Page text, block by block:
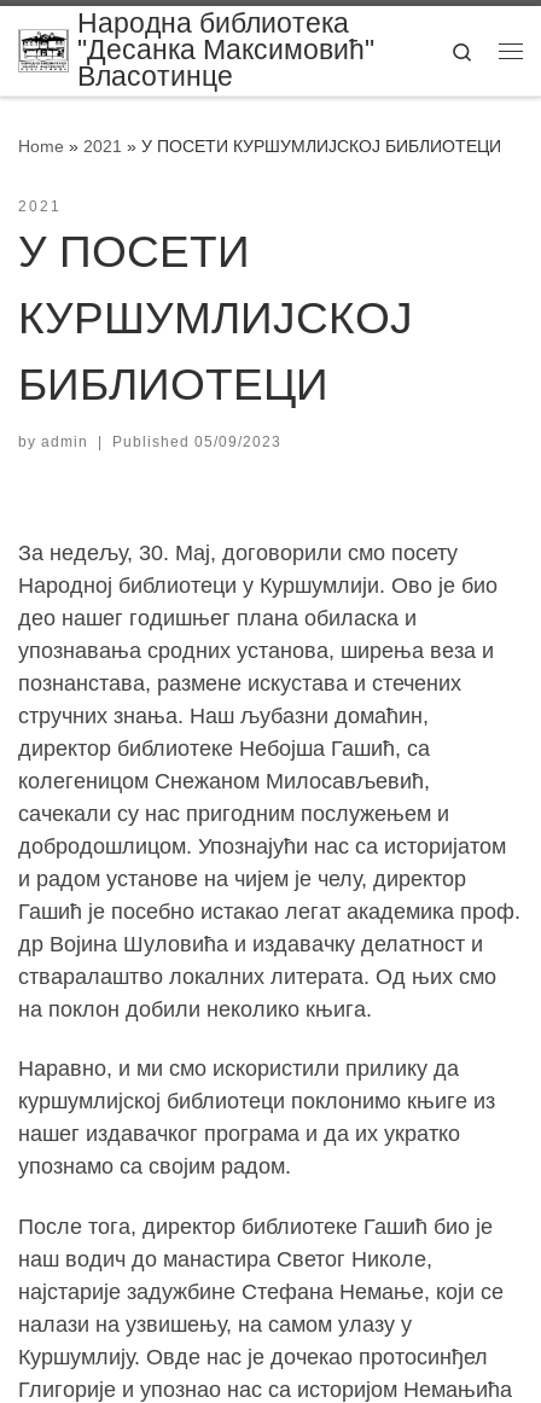
Skip to content
Народна библиотека
"Десанка Максимовић"
Власотинце
Search
Home » 2021 » У ПОСЕТИ КУРШУМЛИЈСКОЈ БИБЛИОТЕЦИ
2021
У ПОСЕТИ
КУРШУМЛИЈСКОЈ
БИБЛИОТЕЦИ
by admin Published 05/09/2023
За недељу, 30. Мај, договорили смо посету
Народној библиотеци у Куршумлији. Ово је био
део нашег годишњег плана обиласка и
упознавања сродних установа, ширења веза и
познанстава, размене искустава и стечених
стручних знања. Наш љубазни домаћин,
директор библиотеке Небојша Гашић, са
колегеницом Снежаном Милосављевић,
сачекали су нас пригодним послужењем и
добродошлицом. Упознајући нас са историјатом
и радом установе на чијем је челу, директор
Гашић је посебно истакао легат академика проф.
др Војина Шуловића и издавачку делатност и
стваралаштво локалних литерата. Од њих смо
на поклон добили неколико књига.
Наравно, и ми смо искористили прилику да
куршумлијској библиотеци поклонимо књиге из
нашег издавачког програма и да их укратко
упознамо са својим радом.
После тога, директор библиотеке Гашић био је
наш водич до манастира Светог Николе,
најстарије задужбине Стефана Немање, који се
налази на узвишењу, на самом улазу у
Куршумлију. Овде нас је дочекао протосинђел
Глигорије и упознао нас са историјом Немањића